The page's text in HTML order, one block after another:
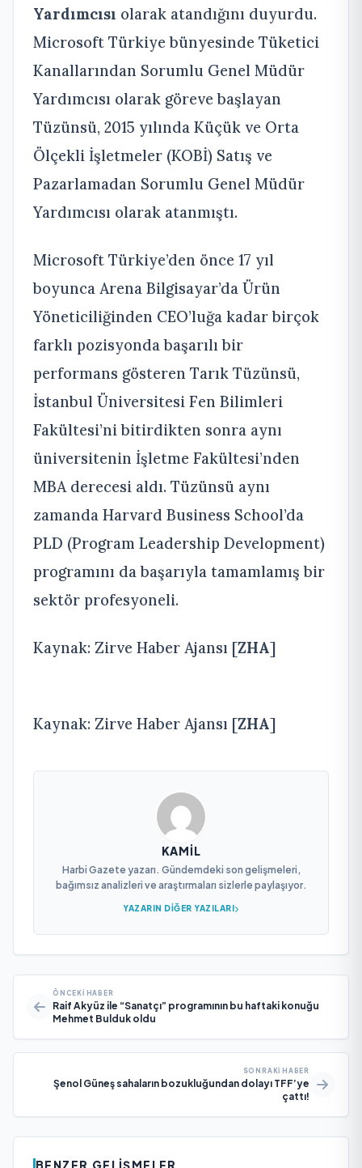
Yardımcısı olarak atandığını duyurdu.
Microsoft Türkiye bünyesinde Tüketici
Kanallarından Sorumlu Genel Müdür
Yardımcısı olarak göreve başlayan
Tüzünsü, 2015 yılında Küçük ve Orta
Ölçekli İşletmeler (KOBİ) Satış ve
Pazarlamadan Sorumlu Genel Müdür
Yardımcısı olarak atanmıştı.
Microsoft Türkiye’den önce 17 yıl
boyunca Arena Bilgisayar’da Ürün
Yöneticiliğinden CEO’luğa kadar birçok
farklı pozisyonda başarılı bir
performans gösteren Tarık Tüzünsü,
İstanbul Üniversitesi Fen Bilimleri
Fakültesi’ni bitirdikten sonra aynı
üniversitenin İşletme Fakültesi’nden
MBA derecesi aldı. Tüzünsü aynı
zamanda Harvard Business School’da
PLD (Program Leadership Development)
programını da başarıyla tamamlamış bir
sektör profesyoneli.
Kaynak: Zirve Haber Ajansı [ZHA]
Kaynak: Zirve Haber Ajansı [ZHA]
KAMIL
Harbi Gazete yazarı. Gündemdeki son gelişmeleri,
bağımsız analizleri ve araştırmaları sizlerle paylaşıyor.
YAZARIN DIĞER YAZILARI
ÖNCEKI HABER
Raif Akyüz ile “Sanatçı” programının bu haftaki konuğu
Mehmet Bulduk oldu
SONRAKI HABER
Şenol Güneş sahaların bozukluğundan dolayı TFF’ye
çattı!
BENZER GELIŞMELER